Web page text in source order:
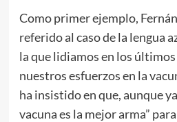
Como primer ejemplo,
referido al caso de la lengua
la que lidiamos en los
nuestros esfuerzos en la
ha insistido en que, aunque
vacuna es la mejor arma”